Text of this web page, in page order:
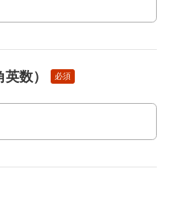
数） 必須